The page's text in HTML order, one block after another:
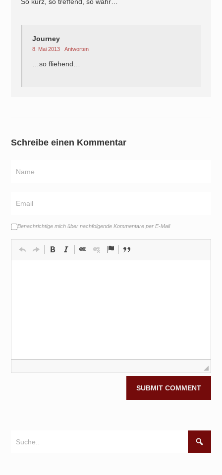
Journey
8. Mai 2013 Antworten
…so fliehend…
Schreibe einen Kommentar
Benachrichtige mich über nachfolgende Kommentare per E-Mail